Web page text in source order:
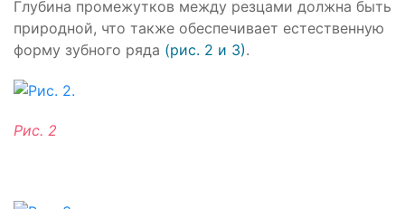
Глубина промежутков между резцами должна быть
природной, что также обеспечивает естественную
форму зубного ряда (рис. 2 и 3).
Рис. 2